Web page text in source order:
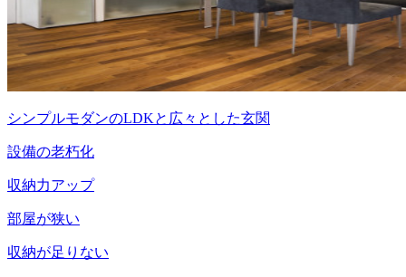
シンプルモダンのLDKと広々とした玄関
設備の老朽化
収納力アップ
部屋が狭い
収納が足りない